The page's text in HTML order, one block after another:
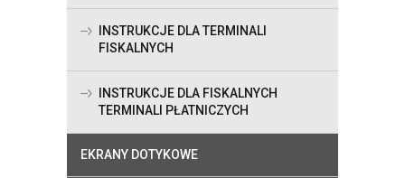
INSTRUKCJE DLA TERMINALI
FISKALNYCH
INSTRUKCJE DLA FISKALNYCH
TERMINALI PŁATNICZYCH
EKRANY DOTYKOWE